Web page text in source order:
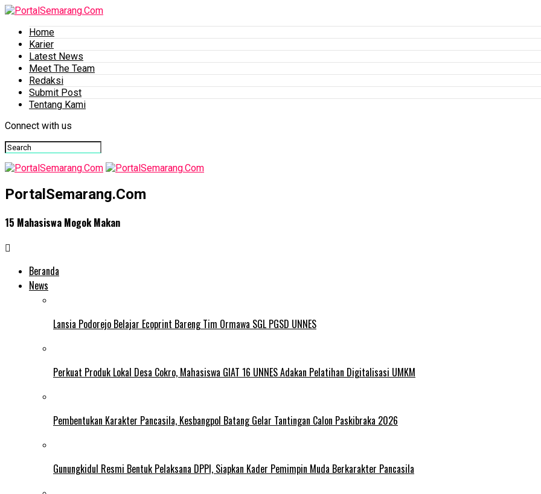
Home
Karier
Latest News
Meet The Team
Redaksi
Submit Post
Tentang Kami
Connect with us
PortalSemarang.Com
15 Mahasiswa Mogok Makan
Beranda
News
Lansia Podorejo Belajar Ecoprint Bareng Tim Ormawa SGL PGSD UNNES
Perkuat Produk Lokal Desa Cokro, Mahasiswa GIAT 16 UNNES Adakan Pelatihan Digitalisasi UMKM
Pembentukan Karakter Pancasila, Kesbangpol Batang Gelar Tantingan Calon Paskibraka 2026
Gunungkidul Resmi Bentuk Pelaksana DPPI, Siapkan Kader Pemimpin Muda Berkarakter Pancasila